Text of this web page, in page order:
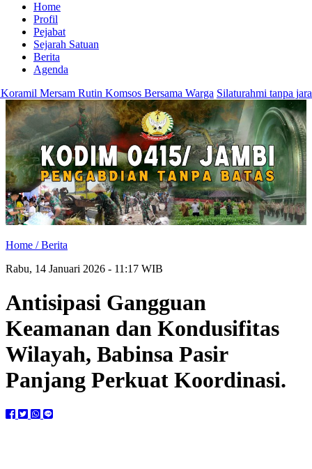
Home
Profil
Pejabat
Sejarah Satuan
Berita
Agenda
Mersam Rutin Komsos Bersama Warga Silaturahmi tanpa jarak
Home /Berita
Rabu, 14 Januari 2026 - 11:17 WIB
Antisipasi Gangguan
Keamanan dan Kondusifitas
Wilayah, Babinsa Pasir
Panjang Perkuat Koordinasi.